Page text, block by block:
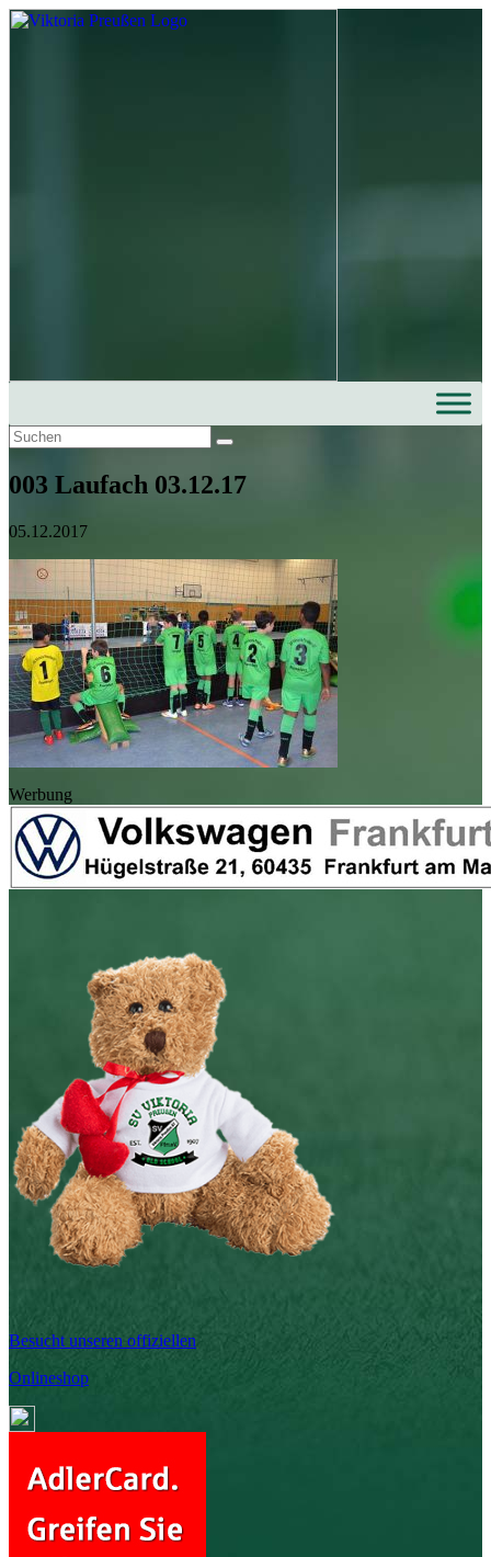
003 Laufach 03.12.17
05.12.2017
Werbung
Besucht unseren offiziellen
Onlineshop